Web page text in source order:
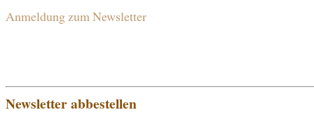
Anmeldung zum Newsletter
Newsletter abbestellen